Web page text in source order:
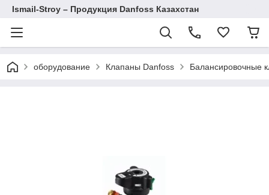
Ismail-Stroy – Продукция Danfoss Казахстан
оборудование Клапаны Danfoss Балансировочные